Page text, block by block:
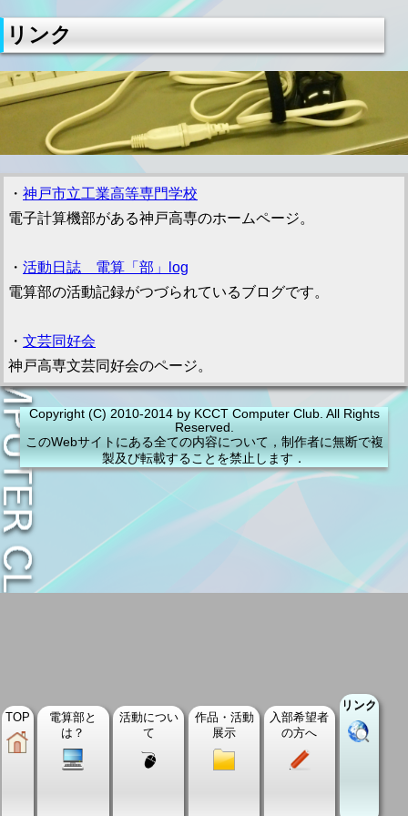
リンク
・ 神戸市立工業高等専門学校
電子計算機部がある神戸高専のホームページ。
・ 活動日誌 電算「部」log
電算部の活動記録がつづられているブログです。
・ 文芸同好会
神戸高専文芸同好会のページ。
TOP
電算部と
は？
活動につい
て
作品・活動
展示
入部希望者
の方へ
リンク
Copyright (C) 2010-2014 by KCCT Computer Club. All Rights
Reserved.
このWebサイトにある全ての内容について，制作者に無断で複
製及び転載することを禁止します．